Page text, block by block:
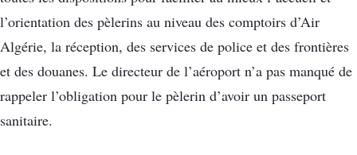
l’orientation des pèlerins au niveau des comptoirs d’Air
Algérie, la réception, des services de police et des frontières
et des douanes. Le directeur de l’aéroport n’a pas manqué de
rappeler l’obligation pour le pèlerin d’avoir un passeport
sanitaire.